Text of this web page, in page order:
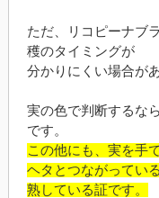
ただ、リコピーナブ
穫のタイミングが
分かりにくい場合が
実の色で判断するな
です。
この他にも、実を手
ヘタとつながってい
熟している証です。